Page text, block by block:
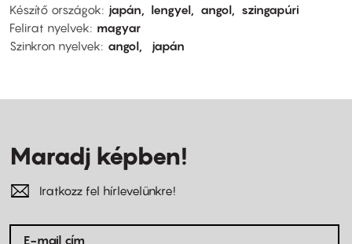
Készítő országok
japán lengyel angol
szingapúri
Felirat nyelvek
magyar
Szinkron nyelvek
angol japán
Maradj képben!
Iratkozz fel hírlevelünkre!